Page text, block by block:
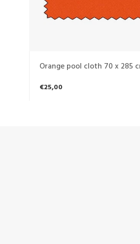
Orange pool cloth 70 x 285
€25,00